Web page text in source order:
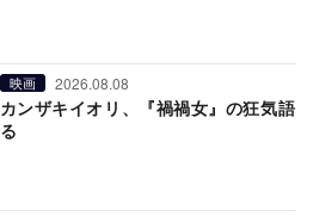
映画 2026.08.08
カンザキイオリ、『禍禍女』の狂気語
る